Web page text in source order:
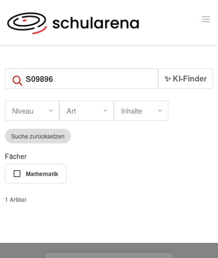
✨ KI-Finder
Niveau Art Inhalte
Suche zurücksetzen
Fächer
Mathematik
1 Artikel